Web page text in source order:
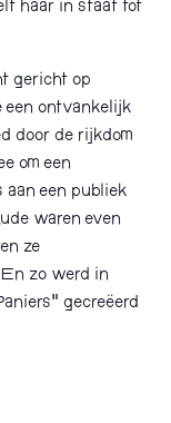
haar in staat tot
gericht op
een ontvankelijk
door de rijkdom
om een
aan een publiek
waren even
ze
zo werd in
gecreëerd